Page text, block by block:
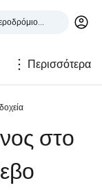
Περισσότερα
στο